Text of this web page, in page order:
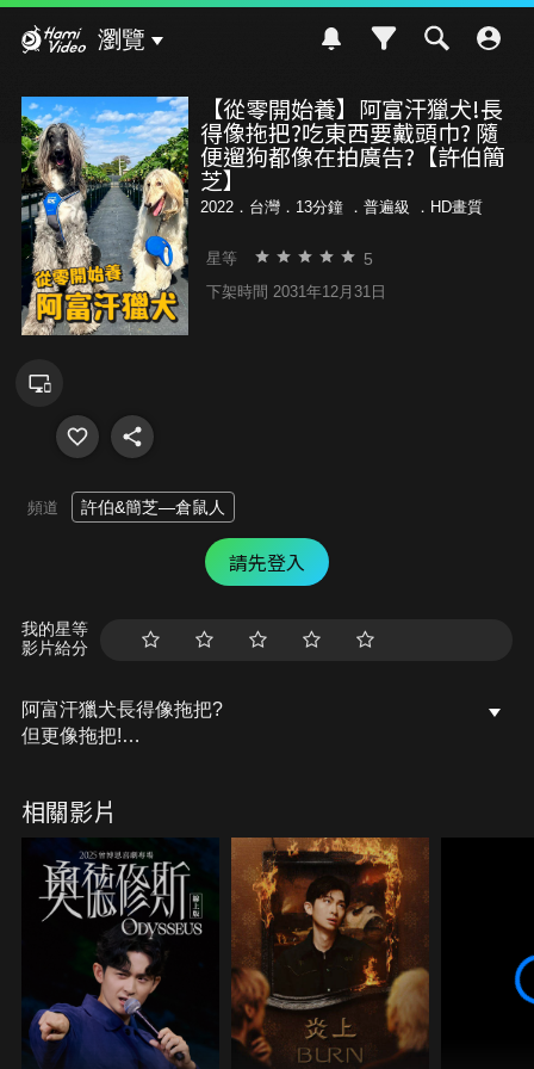
瀏覽
【從零開始養】阿富汗獵犬!長
得像拖把?吃東西要戴頭巾? 隨
便遛狗都像在拍廣告?【許伯簡
芝】
2022．台灣．13分鐘 ． 普遍級 ．HD畫質
星等 5
下架時間 2031年12月31日
頻道 許伯&簡芝—倉鼠人
請先登入
我的星等
影片給分
阿富汗獵犬長得像拖把?
但更像拖把!
那就開始我們今天的主題，從零開始養阿富汗獵犬!
相關影片